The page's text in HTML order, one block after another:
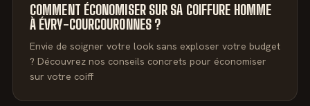
COMMENT ÉCONOMISER SUR SA COIFFURE HOMME
À ÉVRY-COURCOURONNES ?
Envie de soigner votre look sans exploser votre budget
? Découvrez nos conseils concrets pour économiser
sur votre coiff